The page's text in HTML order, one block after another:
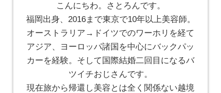
こんにちわ。さとろんです。
福岡出身、2016まで東京で10年以上美容師。
オーストラリア→ドイツでのワーホリを経て
アジア、ヨーロッパ諸国を中心にバックパッ
カーを経験。そして国際結婚二回目になるバ
ツイチおじさんです。
現在旅から帰還し美容とは全く関係ない越境